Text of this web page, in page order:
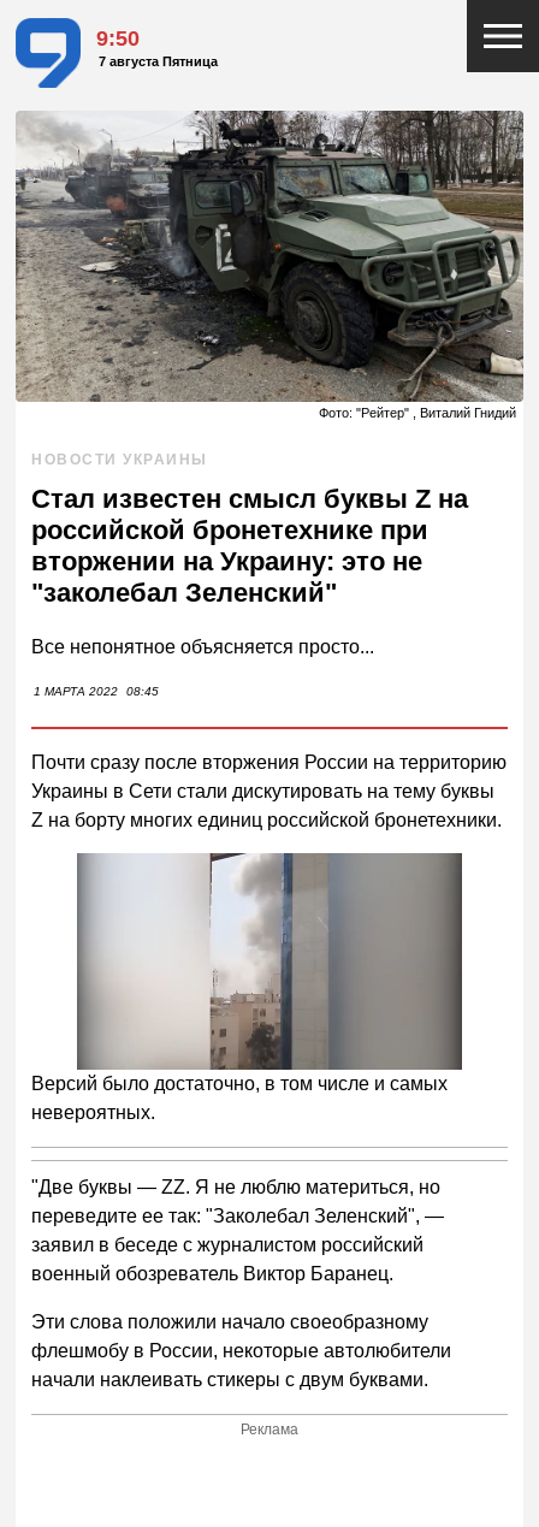
9:50
7 августа Пятница
Фото: "Рейтер" , Виталий Гнидий
НОВОСТИ УКРАИНЫ
Стал известен смысл буквы Z на
российской бронетехнике при
вторжении на Украину: это не
"заколебал Зеленский"
Все непонятное объясняется просто...
1 МАРТА 2022 08:45
Почти сразу после вторжения России на территорию
Украины в Сети стали дискутировать на тему буквы
Z на борту многих единиц российской бронетехники.
Версий было достаточно, в том числе и самых
невероятных.
"Две буквы — ZZ. Я не люблю материться, но
переведите ее так: "Заколебал Зеленский", —
заявил в беседе с журналистом российский
военный обозреватель Виктор Баранец.
Эти слова положили начало своеобразному
флешмобу в России, некоторые автолюбители
начали наклеивать стикеры с двум буквами.
Реклама